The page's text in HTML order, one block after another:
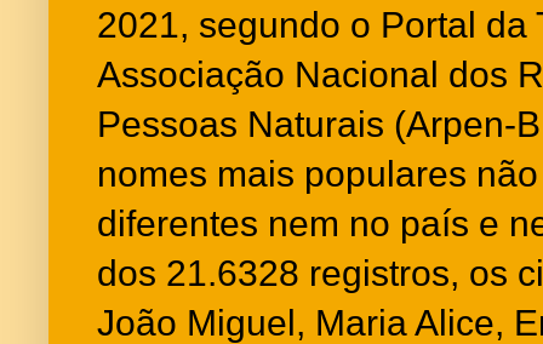
2021, segundo o Portal da
Associação Nacional dos
Pessoas Naturais (Arpen-
nomes mais populares
diferentes nem no país e
dos 21.6328 registros, os
João Miguel, Maria Alice,